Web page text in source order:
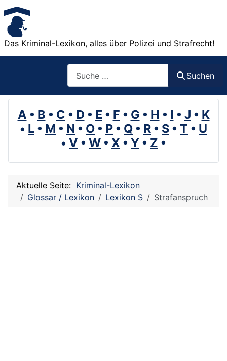
Das Kriminal-Lexikon, alles über Polizei und Strafrecht!
Suchen
A • B • C • D • E • F • G • H • I • J • K
• L • M • N • O • P • Q • R • S • T • U
• V • W • X • Y • Z •
Aktuelle Seite: Kriminal-Lexikon
Glossar / Lexikon
Lexikon S Strafanspruch